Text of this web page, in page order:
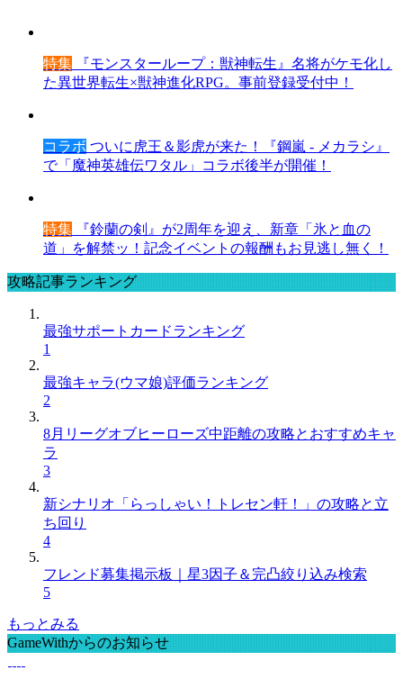
特集 『モンスターループ：獣神転生』名将がケモ化し
た異世界転生×獣神進化RPG。事前登録受付中！
コラボ ついに虎王＆影虎が来た！『鋼嵐 - メカラシ』
で「魔神英雄伝ワタル」コラボ後半が開催！
特集 『鈴蘭の剣』が2周年を迎え、新章「氷と血の
道」を解禁ッ！記念イベントの報酬もお見逃し無く！
攻略記事ランキング
最強サポートカードランキング
1
最強キャラ(ウマ娘)評価ランキング
2
8月リーグオブヒーローズ中距離の攻略とおすすめキャ
ラ
3
新シナリオ「らっしゃい！トレセン軒！」の攻略と立
ち回り
4
フレンド募集掲示板｜星3因子＆完凸絞り込み検索
5
もっとみる
GameWithからのお知らせ